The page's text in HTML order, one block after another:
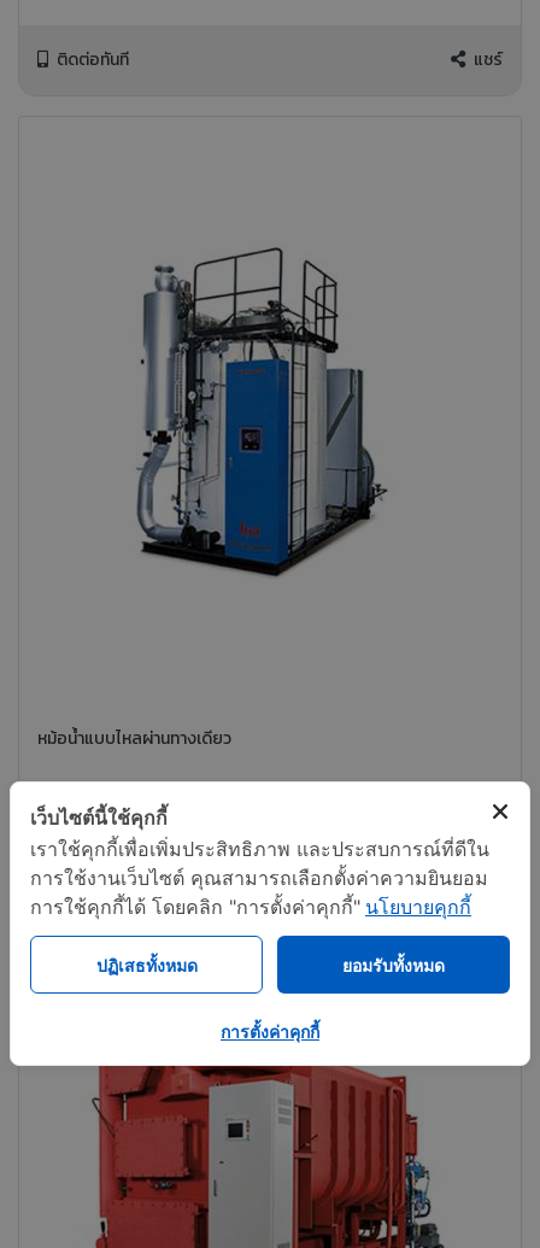
ติดต่อทันที แชร์
หม้อน้ำแบบไหลผ่านทางเดียว
ติดต่อทันที แชร์
เว็บไซต์นี้ใช้คุกกี้
เราใช้คุกกี้เพื่อเพิ่มประสิทธิภาพ และประสบการณ์ที่ดีใน
การใช้งานเว็บไซต์ คุณสามารถเลือกตั้งค่าความยินยอม
การใช้คุกกี้ได้ โดยคลิก "การตั้งค่าคุกกี้" นโยบายคุกกี้
ปฏิเสธทั้งหมด ยอมรับทั้งหมด
การตั้งค่าคุกกี้